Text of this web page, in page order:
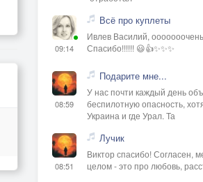
09:14
Всё про куплеты
Ивлев Василий,
Спасибо!!!!!! 😃👍✨✨✨
08:59
Подарите мне...
У нас почти каждый день
беспилотную опасность,
Украина и где Урал. Та
08:51
Лучик
Виктор спасибо! Согласен,
целом - это про любовь,